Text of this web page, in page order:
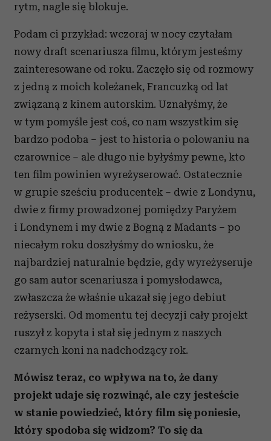
rytm, nagle się blokuje.
Podam ci przykład: wczoraj w nocy czytałam
nowy draft scenariusza filmu, którym jesteśmy
zainteresowane od roku. Zaczęło się od rozmowy
z jedną z moich koleżanek, Francuzką od lat
związaną z kinem autorskim. Uznałyśmy, że
w tym pomyśle jest coś, co nam wszystkim się
bardzo podoba – jest to historia o polowaniu na
czarownice – ale długo nie byłyśmy pewne, kto
ten film powinien wyreżyserować. Ostatecznie
w grupie sześciu producentek – dwie z Londynu,
dwie z firmy prowadzonej pomiędzy Paryżem
i Londynem i my dwie z Bogną z Madants – po
niecałym roku doszłyśmy do wniosku, że
najbardziej naturalnie będzie, gdy wyreżyseruje
go sam autor scenariusza i pomysłodawca,
zwłaszcza że właśnie ukazał się jego debiut
reżyserski. Od momentu tej decyzji cały projekt
ruszył z kopyta i stał się jednym z naszych
czarnych koni na nadchodzący rok.
Mówisz teraz, co wpływa na to, że dany
projekt udaje się rozwinąć, ale czy jesteście
w stanie powiedzieć, który film się poniesie,
który spodoba się widzom? To się da